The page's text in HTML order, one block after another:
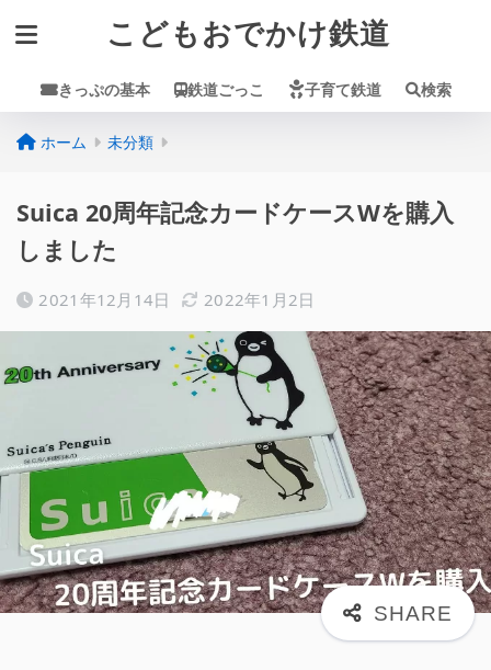
こどもおでかけ鉄道
きっぷの基本 鉄道ごっこ 子育て鉄道 検索
ホーム 未分類
Suica 20周年記念カードケースWを購入
しました
2021年12月14日 2022年1月2日